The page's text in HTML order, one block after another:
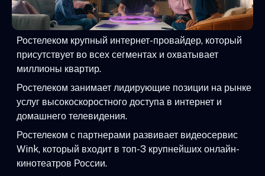
Ростелеком крупный интернет-провайдер, который
присутствует во всех сегментах и охватывает
миллионы квартир.
Ростелеком занимает лидирующие позиции на рынке
услуг высокоскоростного доступа в интернет и
домашнего телевидения.
Ростелеком с партнерами развивает видеосервис
Wink, который входит в топ-3 крупнейших онлайн-
кинотеатров России.